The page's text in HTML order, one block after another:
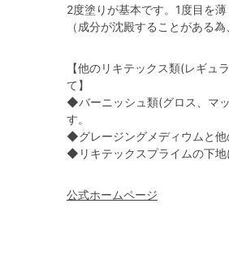
2度塗りが基本です。1度目を
（成分が沈殿することがある
【他のリキテックス類(レギュ
て】
◆バーニッシュ類(グロス、マ
す。
◆グレージングメディウムと他
◆リキテックスプライムの下地
公式ホームページ